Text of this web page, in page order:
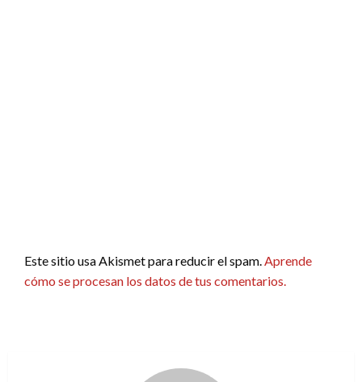
Este sitio usa Akismet para reducir el spam. Aprende
cómo se procesan los datos de tus comentarios.